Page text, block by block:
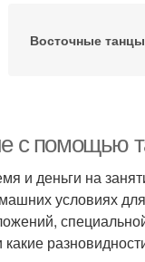
Восточные танцы
с помощью
и деньги на
условиях